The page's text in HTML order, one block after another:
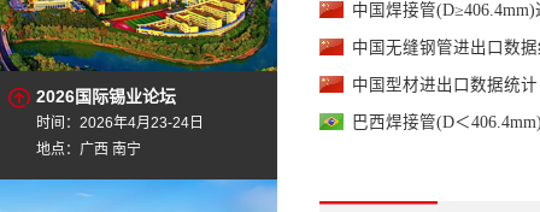
2026国际锡业论坛
时间：2026年4月23-24日
地点：广西 南宁
中国焊接管
中国无缝钢管进出口数据
中国型材进出口数据统计
巴西焊接管(D＜